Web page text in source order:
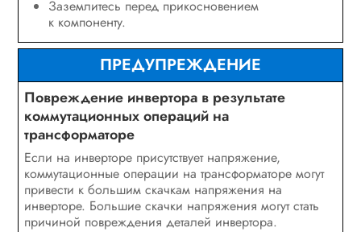
Заземлитесь перед прикосновением
к компоненту.
ПРЕДУПРЕЖДЕНИЕ
Повреждение инвертора в результате
коммутационных операций на
трансформаторе
Если на инверторе присутствует напряжение,
коммутационные операции на трансформаторе могут
привести к большим скачкам напряжения на
инверторе. Большие скачки напряжения могут стать
причиной повреждения деталей инвертора.